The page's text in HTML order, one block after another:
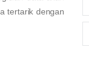
tertarik dengan